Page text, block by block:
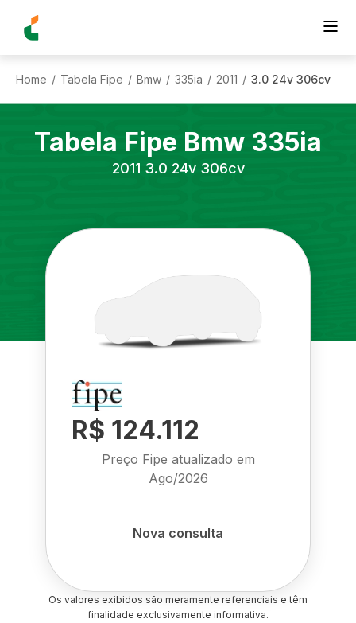
Home / Tabela Fipe / Bmw / 335ia / 2011 / 3.0 24v 306cv
Tabela Fipe Bmw 335ia
2011 3.0 24v 306cv
R$ 124.112
Preço Fipe atualizado em
Ago/2026
Nova consulta
Os valores exibidos são meramente referenciais e têm
finalidade exclusivamente informativa.